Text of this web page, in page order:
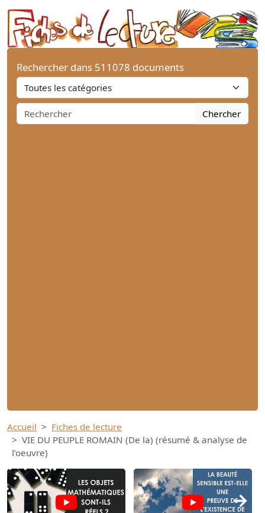
Rechercher dans 511078 documents
Chercher
Accueil
Fiches de lecture
VIE DU PEUPLE ROMAIN (De la) (résumé & analyse de
l’oeuvre)
→